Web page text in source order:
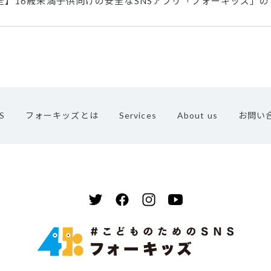
フォーキッズとは Services About us お問い